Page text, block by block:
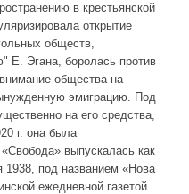
в крестьянской
открытие
обществ,
Е. Эгана, боролась против
общества на
эмиграцию. Под
на его средства,
г. она была
выпускалась как
под названием «Нова
ежедневной газетой